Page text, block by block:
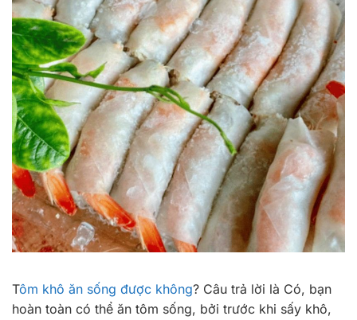
Tôm khô ăn sống được không? Câu trả lời là Có, bạn
hoàn toàn có thể ăn tôm sống, bởi trước khi sấy khô,